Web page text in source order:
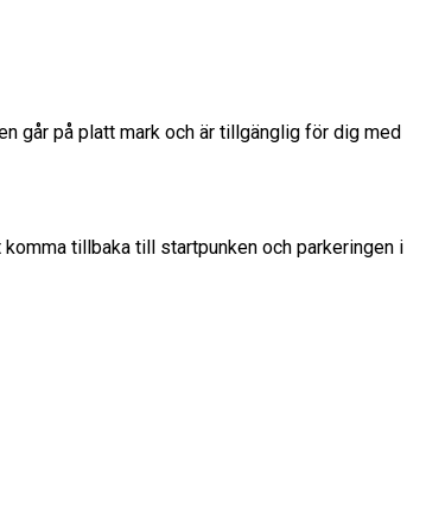
går på platt mark och är tillgänglig för dig med
tillbaka till startpunken och parkeringen i